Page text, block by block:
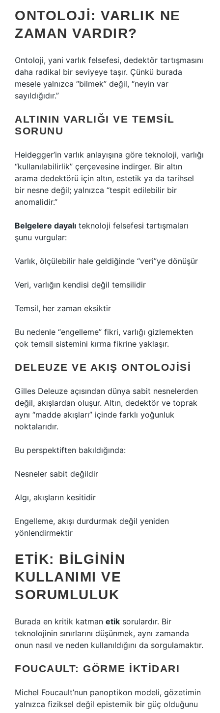
ONTOLOJI: VARLIK NE
ZAMAN VARDIR?
Ontoloji, yani varlık felsefesi, dedektör tartışmasını
daha radikal bir seviyeye taşır. Çünkü burada
mesele yalnızca “bilmek” değil, “neyin var
sayıldığıdır.”
ALTININ VARLIĞI VE TEMSIL
SORUNU
Heidegger’in varlık anlayışına göre teknoloji, varlığı
“kullanılabilirlik” çerçevesine indirger. Bir altın
arama dedektörü için altın, estetik ya da tarihsel
bir nesne değil; yalnızca “tespit edilebilir bir
anomalidir.”
Belgelere dayalı teknoloji felsefesi tartışmaları
şunu vurgular:
Varlık, ölçülebilir hale geldiğinde “veri”ye dönüşür
Veri, varlığın kendisi değil temsilidir
Temsil, her zaman eksiktir
Bu nedenle “engelleme” fikri, varlığı gizlemekten
çok temsil sistemini kırma fikrine yaklaşır.
DELEUZE VE AKIŞ ONTOLOJISI
Gilles Deleuze açısından dünya sabit nesnelerden
değil, akışlardan oluşur. Altın, dedektör ve toprak
aynı “madde akışları” içinde farklı yoğunluk
noktalarıdır.
Bu perspektiften bakıldığında:
Nesneler sabit değildir
Algı, akışların kesitidir
Engelleme, akışı durdurmak değil yeniden
yönlendirmektir
ETIK: BILGININ
KULLANIMI VE
SORUMLULUK
Burada en kritik katman etik sorulardır. Bir
teknolojinin sınırlarını düşünmek, aynı zamanda
onun nasıl ve neden kullanıldığını da sorgulamaktır.
FOUCAULT: GÖRME İKTIDARI
Michel Foucault’nun panoptikon modeli, gözetimin
yalnızca fiziksel değil epistemik bir güç olduğunu